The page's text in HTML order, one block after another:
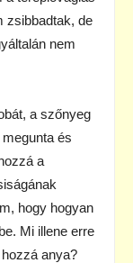
zsibbadtak, de
nem
a szőnyeg
és
a
hogy hogyan
Mi illene erre
anya?